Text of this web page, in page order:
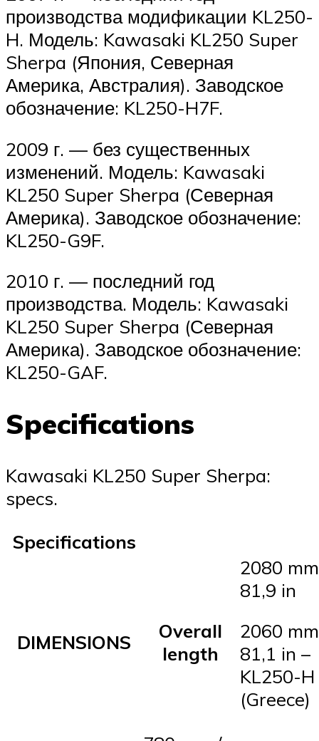
производства модификации KL250-
H. Модель: Kawasaki KL250 Super
Sherpa (Япония, Северная
Америка, Австралия). Заводское
обозначение: KL250-H7F.
2009 г. — без существенных
изменений. Модель: Kawasaki
KL250 Super Sherpa (Северная
Америка). Заводское обозначение:
KL250-G9F.
2010 г. — последний год
производства. Модель: Kawasaki
KL250 Super Sherpa (Северная
Америка). Заводское обозначение:
KL250-GAF.
Specifications
Kawasaki KL250 Super Sherpa:
specs.
Specifications
DIMENSIONS
Overall
length
2080
81,9 in
2060
81,1 in –
KL250-H
(Greece)